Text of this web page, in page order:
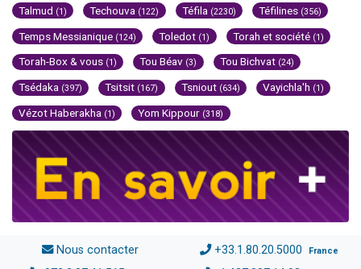
Talmud (1) Techouva (122) Téfila (2230) Téfilines (356)
Temps Messianique (124) Toledot (1) Torah et société (1)
Torah-Box & vous (1) Tou Béav (3) Tou Bichvat (24)
Tsédaka (397) Tsitsit (167) Tsniout (634) Vayichla'h (1)
Vézot Haberakha (1) Yom Kippour (318)
Nous contacter +33.1.80.20.5000 France